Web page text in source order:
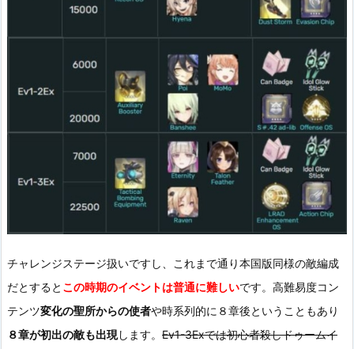
チャレンジステージ扱いですし、これまで通り本国版同様の敵編成
だとすると この時期のイベントは普通に難しいです。高難易度コン
テンツ変化の聖所からの使者や時系列的に８章後ということもあり
８章が初出の敵も出現します。 Ev1-3Exでは初心者殺しドゥームイ